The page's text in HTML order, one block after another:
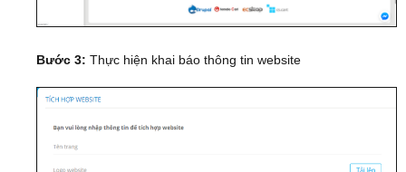
Bước 3: Thực hiện khai báo thông tin website